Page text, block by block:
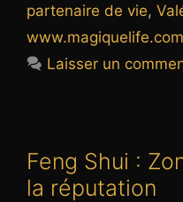
partenaire de vie,
www.magiquelife.com
Laisser un
Feng Shui :
la réputation